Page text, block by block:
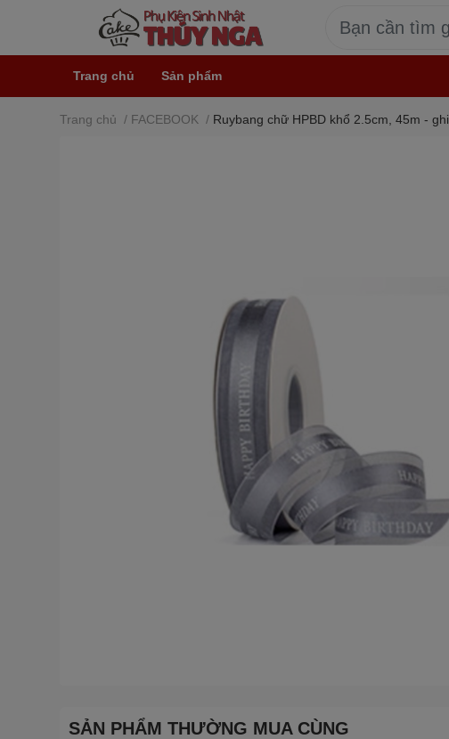
Trang chủ Sản phẩm
Trang chủ / FACEBOOK / Ruybang chữ HPBD khổ 2.5cm, 45m - ghi.
SẢN PHẨM THƯỜNG MUA CÙNG